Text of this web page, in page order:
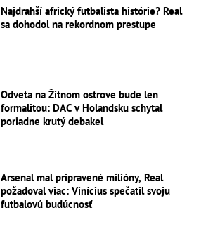
Najdrahší africký futbalista histórie? Real
sa dohodol na rekordnom prestupe
Odveta na Žitnom ostrove bude len
formalitou: DAC v Holandsku schytal
poriadne krutý debakel
Arsenal mal pripravené milióny, Real
požadoval viac: Vinícius spečatil svoju
futbalovú budúcnosť